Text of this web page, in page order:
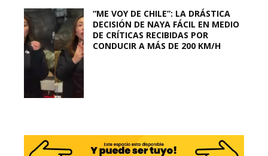
“ME VOY DE CHILE”: LA DRÁSTICA
DECISIÓN DE NAYA FÁCIL EN MEDIO
DE CRÍTICAS RECIBIDAS POR
CONDUCIR A MÁS DE 200 KM/H